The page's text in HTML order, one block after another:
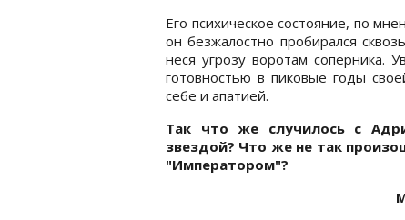
Его психическое состояние, по
он безжалостно пробирался
неся угрозу воротам соперника.
готовностью в пиковые годы
себе и апатией.
Так что же случилось с
звездой? Что же не так
"Императором"?